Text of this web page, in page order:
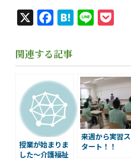
X Facebook
Hatena
Line
関連する記事
授業が始まりま
した～介護福祉
来週から実習ス
タート！！